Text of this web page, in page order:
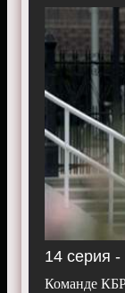
14 серия
Команде КБР